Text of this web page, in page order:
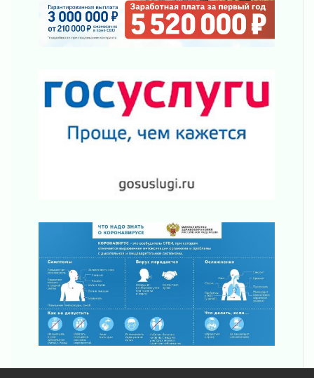
«Активное лето»
02 августа 2026
Ленобласть отметила заслуги жителей перед
Ладога — не пруд
02 августа 2026
ПСК через Гослуслуги напомнит жителям
Ленинградской области о неоплаченных
Пропавшего подростка нашли в Кировском
Жителям Ленобласти напомнили, как
действовать при укусе клеща
02 августа 2026
В Ивангороде назвали новых почетных
граждан Ленинградской области
02 августа 2026
Готовность №1
02 августа 2026